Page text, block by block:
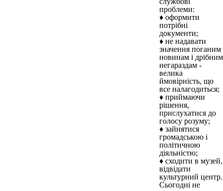
проблеми:
♦ оформити
потрібні
документи;
♦ не надавати
значення поганим
новинам і дрібним
негараздам -
велика
ймовірність, що
все налагодиться;
♦ приймаючи
рішення,
прислухатися до
голосу розуму;
♦ зайнятися
громадською і
політичною
діяльністю;
♦ сходити в музей,
відвідати
культурний центр.
Сьогодні не